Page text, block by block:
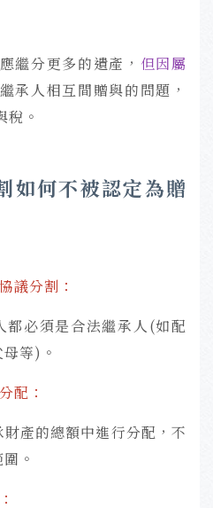
繼分更多的遺產， 但因屬
承人相互間贈與的問題，
稅。
如何不被認定為贈
議分割：
都必須是合法繼承人(如配
等)。
配：
產的總額中進行分配，不
。